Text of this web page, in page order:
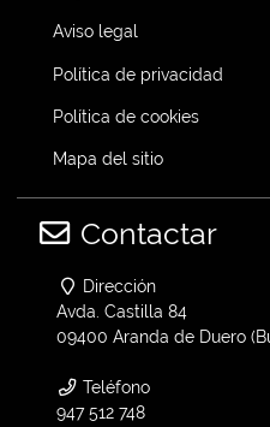
Aviso legal
Política de privacidad
Política de cookies
Mapa del sitio
Contactar
Dirección
Avda. Castilla 84
09400 Aranda de Duero
Teléfono
947 512 748